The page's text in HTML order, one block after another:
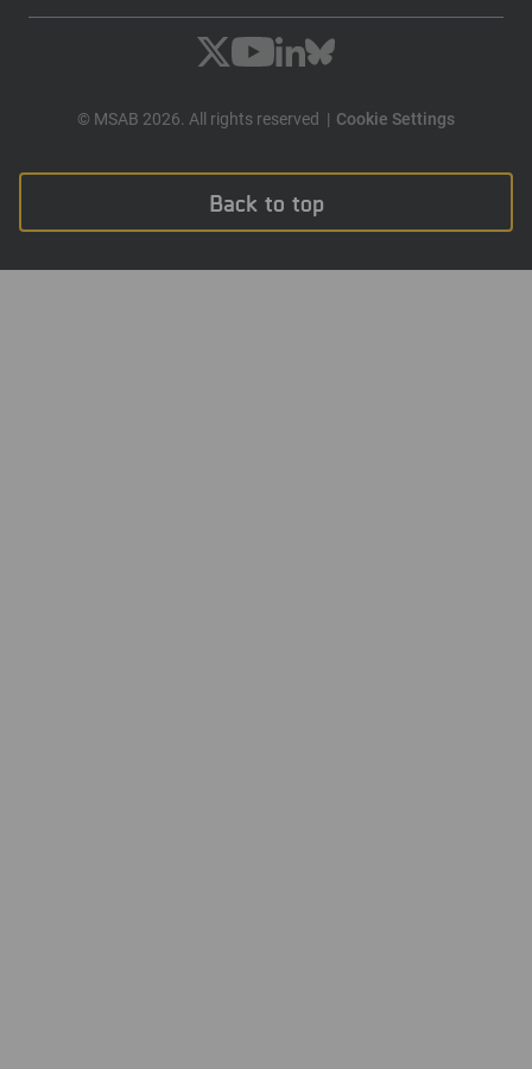
© MSAB 2026. All rights reserved Cookie Settings
Back to top